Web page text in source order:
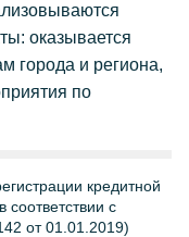
оказывается
города и региона,
по
кредитной
соответствии с
от 01.01.2019)